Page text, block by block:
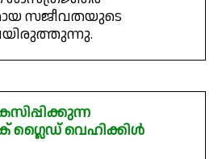
സജീവതയുടെ
വെഹിക്കിൾ